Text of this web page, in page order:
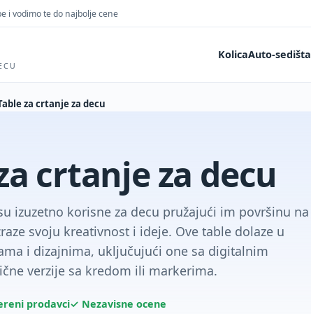
i vodimo te do najbolje cene
KolicaAuto-sedišta
za crtanje za decu
crtanje za decu
izuzetno korisne za decu pružajući im površinu na
svoju kreativnost i ideje. Ove table dolaze u
i dizajnima, uključujući one sa digitalnim
verzije sa kredom ili markerima.
prodavci✓ Nezavisne ocene